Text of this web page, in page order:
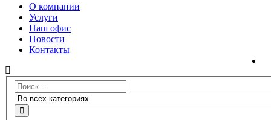
О компании
Услуги
Наш офис
Новости
Контакты